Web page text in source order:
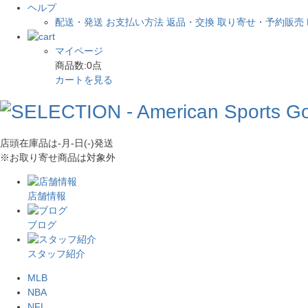
ヘルプ
配送・発送 お支払い方法 返品・交換 取り寄せ・予約販売
マイページ
商品数:0点
カートを見る
店頭在庫品は-月-日(-)発送
※お取り寄せ商品は対象外
店舗情報
ブログ
スタッフ紹介
MLB
NBA